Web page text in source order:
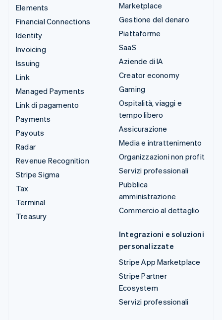
Elements
Financial Connections
Identity
Invoicing
Issuing
Link
Managed Payments
Link di pagamento
Payments
Payouts
Radar
Revenue Recognition
Stripe Sigma
Tax
Terminal
Treasury
Marketplace
Gestione del denaro
Piattaforme
SaaS
Aziende di IA
Creator economy
Gaming
Ospitalità, viaggi e
tempo libero
Assicurazione
Media e intrattenimento
Organizzazioni non profit
Servizi professionali
Pubblica
amministrazione
Commercio al dettaglio
Integrazioni e soluzioni
personalizzate
Stripe App Marketplace
Stripe Partner
Ecosystem
Servizi professionali